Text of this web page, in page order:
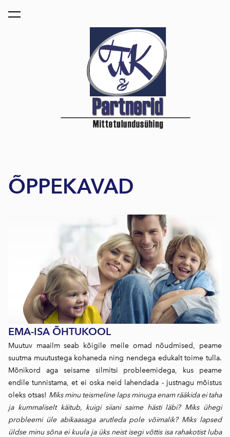
lisati ostukorvi.
ÕPPEKAVAD
EMA-ISA ÕHTUKOOL
Muutuv maailm seab kõigile meile omad nõudmised, peame
suutma muutustega kohaneda ning nendega edukalt toime tulla.
Mõnikord aga seisame silmitsi probleemidega, kus peame
endile tunnistama, et ei oska neid lahendada - justnagu mõistus
oleks otsas! Miks minu teismeline laps minuga enam rääkida ei taha
ja kummaliselt käitub, kuigi siiani saime hästi läbi? Miks ühegi
probleemi üle abikaasaga arutleda pole võimalik? Miks lapsed
üldse minu sõna ei kuula ja üks neist isegi võttis isa rahakotist luba